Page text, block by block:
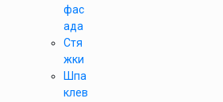
фас
ада
Стя
жки
Шпа
клев